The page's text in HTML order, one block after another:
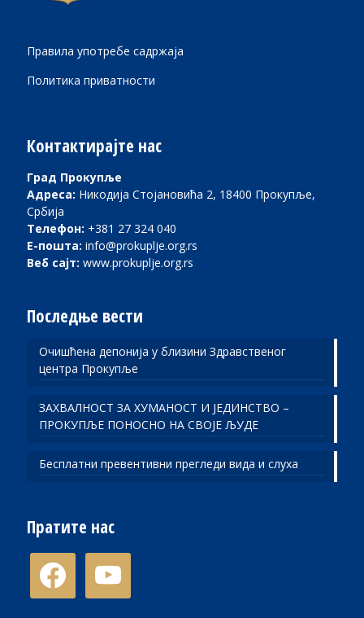
Правила употребе садржаја
Политика приватности
Контактирајте нас
Град Прокупље
Адреса: Никодија Стојановића 2, 18400 Прокупље,
Србија
Телефон: +381 27 324 040
Е-пошта: info@prokuplje.org.rs
Веб сајт: www.prokuplje.org.rs
Последње вести
Очишћена депонија у близини Здравственог
центра Прокупље
ЗАХВАЛНОСТ ЗА ХУМАНОСТ И ЈЕДИНСТВО –
ПРОКУПЉЕ ПОНОСНО НА СВОЈЕ ЉУДЕ
Бесплатни превентивни прегледи вида и слуха
Пратите нас
facebook